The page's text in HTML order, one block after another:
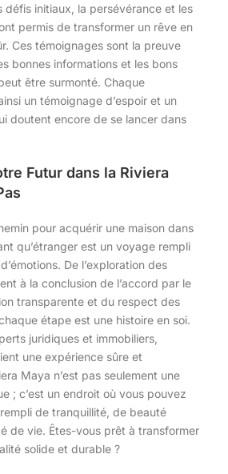
défis initiaux, la persévérance et les
permis de transformer un rêve en
Ces témoignages sont la preuve
bonnes informations et les bons
être surmonté. Chaque
un témoignage d’espoir et un
doutent encore de se lancer dans
Futur dans la Riviera
pour acquérir une maison dans
qu’étranger est un voyage rempli
De l’exploration des
à la conclusion de l’accord par le
transparente et du respect des
étape est une histoire en soi.
juridiques et immobiliers,
une expérience sûre et
Maya n’est pas seulement une
; c’est un endroit où vous pouvez
de tranquillité, de beauté
de vie. Êtes-vous prêt à transformer
solide et durable ?